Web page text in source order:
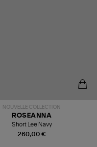
NOUVELLE COLLECTION
260,00 €
ROSEANNA
Short Lee Navy